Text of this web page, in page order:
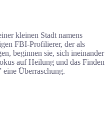
kleinen Stadt namens
FBI-Profilierer, der als
beginnen sie, sich ineinander
auf Heilung und das Finden
Überraschung.